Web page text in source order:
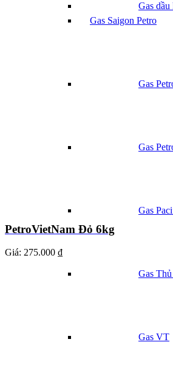
Gas dầu
Gas Saigon Petro
Gas
Gas
Gas
Gas
Gas VT
PetroVietNam Đỏ 6kg
Giá: 275.000 ₫